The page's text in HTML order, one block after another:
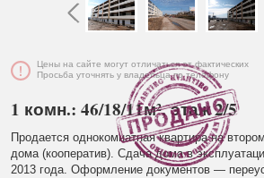
Цены на сайте могут отличаться от фактических
Просьба уточнять у владельца по телефону
1 комн.: 46/18/11м², этаж 2/5
Продается однокомнатная квартира на
дома (кооператив). Сдача дома в
2013 года. Оформление документов —